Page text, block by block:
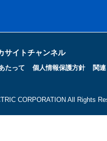
サイトチャンネル
たって 個人情報保護方針 関
CORPORATION All Rights